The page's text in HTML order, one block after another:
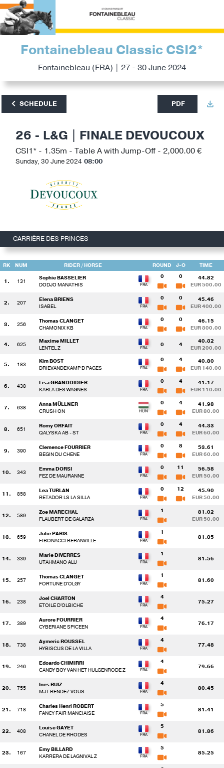
Fontainebleau Classic CSI2*
Fontainebleau (FRA) | 27 - 30 June 2024
SCHEDULE PDF
26 - L&G | FINALE DEVOUCOUX
CSI1* - 1.35m - Table A with Jump-Off - 2,000.00 €
Sunday, 30 June 2024 08:00
CARRIÈRE DES PRINCES
RK NUM RIDER / HORSE ROUND J-O TIME
1. 131
Sophie BASSELIER
DODJO MANATHIS
0 0 44.82
EUR 500.00
2. 207
Elena BRIENS
ISABEL
0 0 45.46
EUR 400.00
3. 256
Thomas CLANGET
CHAMONIX KB
0 0 46.15
EUR 300.00
4. 625
Maxime MILLET
LENTEL Z
0 4
40.32
EUR 200.00
5. 183
Kim BOST
DRIEVANDEKAMP D PAGES
0 4 40.80
EUR 140.00
6. 438
Lisa GRANDDIDIER
KARLA DES WAGNES
0 4 41.17
EUR 110.00
7. 638
Anna MÜLLNER
CRUSH ON
0 4 41.98
EUR 80.00
8. 651
Romy ORFAIT
QALYSKA AB - ST
0 4 44.33
EUR 60.00
9. 390
Clemence FOURRIER
BEGIN DU CHENE
0 8 53.61
EUR 60.00
10. 343
Emma DORSI
FEZ DE MAURANNE
0 11 56.58
EUR 50.00
11. 858
Lea TURLAN
RETADOR LS LA SILLA
0 12 45.90
EUR 50.00
12. 589
Zoe MARECHAL
FLAUBERT DE GALARZA
1 81.02
EUR 50.00
13. 659
Julie PARIS
FIBONACCI BERANVILLE
1
81.35
14. 339
Marie DIVERRES
UTAHMANO ALU
1
81.56
15. 257
Thomas CLANGET
FORTUNE D'OLGY
1
81.60
16. 238
Joel CHARTON
ETOILE D'OLBICHE
4
75.27
17. 389
Aurore FOURRIER
CYBERIANE SPICEEN
4
76.17
18. 738
Aymeric ROUSSEL
HYBISCUS DE LA VILLA
4
77.48
19. 246
Edoardo CHIMIRRI
CANDY BOY VAN HET HULGENRODE Z
4
79.66
20. 755
Ines RUIZ
MJT RENDEZ VOUS
4
80.45
21. 718
Charles Henri ROBERT
FANCY FAIR MANCIAISE
5
81.41
22. 408
Louise GAYET
CHANEL DE RHODES
5
81.86
23. 167
Emy BILLARD
KARRERA DE LAGNIVAL Z
5
85.25